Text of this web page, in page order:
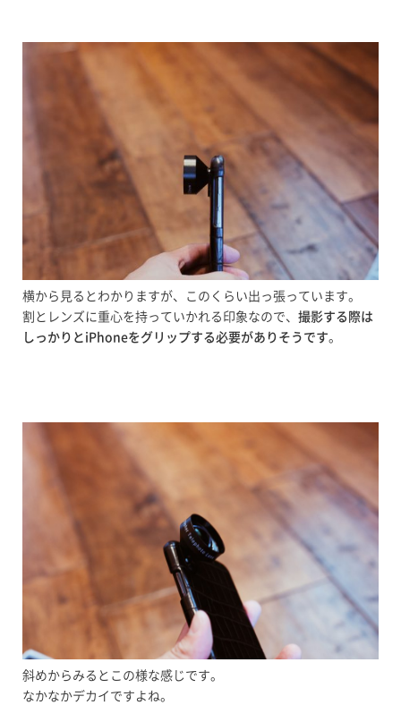
横から見るとわかりますが、このくらい出っ張っています。
割とレンズに重心を持っていかれる印象なので、 撮影する際は
しっかりとiPhoneをグリップする必要がありそうです。
斜めからみるとこの様な感じです。
なかなかデカイですよね。